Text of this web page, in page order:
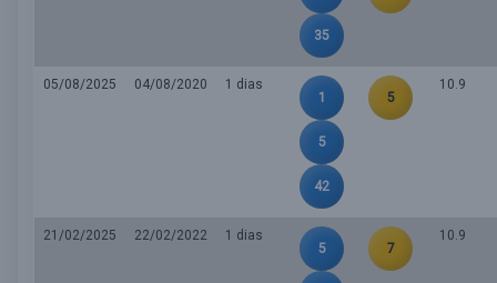
35
05/08/2025 04/08/2020
1 dias
1
5
42
5
10.9
21/02/2025 22/02/2022
1 dias
5
7
10.9